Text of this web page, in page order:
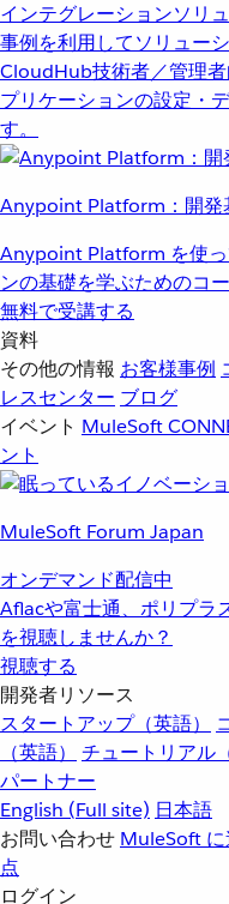
インテグレーションソリ
事例を利用してソリュー
CloudHub技術者／管理
プリケーションの設定・
す。
Anypoint Platform：開発
Anypoint Platform を使っ
ンの基礎を学ぶためのコ
無料で受講する
資料
その他の情報 お客様事例
レスセンター ブログ
イベント MuleSoft
ント
MuleSoft Forum Japan
オンデマンド配信中
Aflacや富士通、ポリプラ
を視聴しませんか？
視聴する
開発者リソース
スタートアップ（英語）
（英語）
チュートリアル
パートナー
English (Full site) 日本語
お問い合わせ MuleSoft
点
ログイン